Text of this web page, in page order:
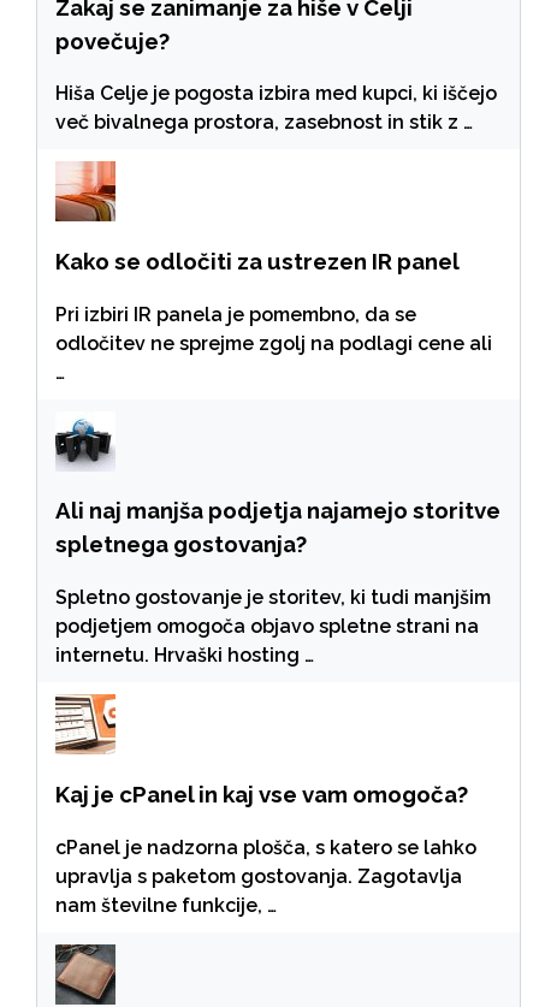
Zakaj se zanimanje za hiše v Celji
povečuje?
Hiša Celje je pogosta izbira med kupci, ki iščejo
več bivalnega prostora, zasebnost in stik z …
Kako se odločiti za ustrezen IR panel
Pri izbiri IR panela je pomembno, da se
odločitev ne sprejme zgolj na podlagi cene ali
…
Ali naj manjša podjetja najamejo storitve
spletnega gostovanja?
Spletno gostovanje je storitev, ki tudi manjšim
podjetjem omogoča objavo spletne strani na
internetu. Hrvaški hosting …
Kaj je cPanel in kaj vse vam omogoča?
cPanel je nadzorna plošča, s katero se lahko
upravlja s paketom gostovanja. Zagotavlja
nam številne funkcije, …